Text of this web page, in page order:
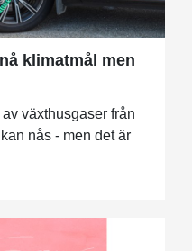
klimatmål men
växthusgaser från
nås - men det är